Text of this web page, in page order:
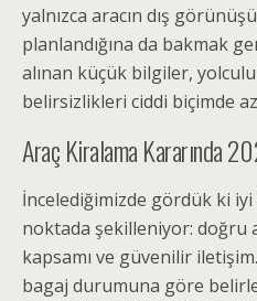
yalnızca aracın dış
planlandığına da bakmak
alınan küçük bilgiler,
belirsizlikleri ciddi biçimde
Araç Kiralama Kararında
İncelediğimizde gördük ki
noktada şekilleniyor: doğru
kapsamı ve güvenilir
bagaj durumuna göre